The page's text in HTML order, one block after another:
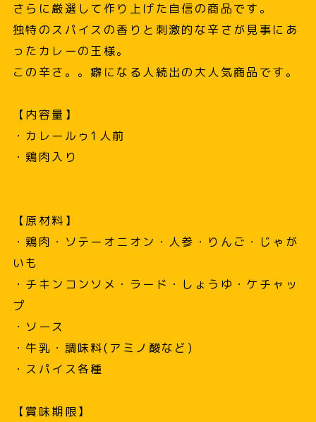
さらに厳選して作り上げた自信の商品です。
独特のスパイスの香りと刺激的な辛さが見事にあ
ったカレーの王様。
この辛さ。。癖になる人続出の大人気商品です。
【内容量】
・カレールゥ1人前
・鶏肉入り
【原材料】
・鶏肉・ソテーオニオン・人参・りんご・じゃが
いも
・チキンコンソメ・ラード・しょうゆ・ケチャッ
プ
・ソース
・牛乳・調味料(アミノ酸など)
・スパイス各種
【賞味期限】